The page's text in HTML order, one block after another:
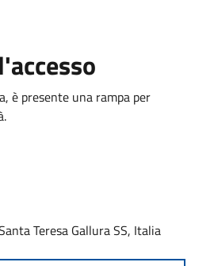
è presente una rampa per
Teresa Gallura SS, Italia